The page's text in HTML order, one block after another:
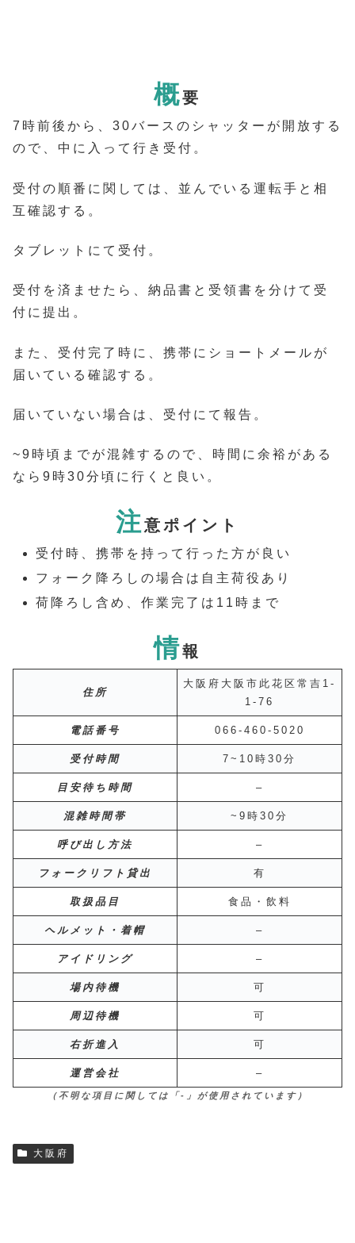
概要
7時前後から、30バースのシャッターが開放する
ので、中に入って行き受付。
受付の順番に関しては、並んでいる運転手と相
互確認する。
タブレットにて受付。
受付を済ませたら、納品書と受領書を分けて受
付に提出。
また、受付完了時に、携帯にショートメールが
届いている確認する。
届いていない場合は、受付にて報告。
~9時頃までが混雑するので、時間に余裕がある
なら9時30分頃に行くと良い。
注 意ポイント
受付時、携帯を持って行った方が良い
フォーク降ろしの場合は自主荷役あり
荷降ろし含め、作業完了は11時まで
情報
住所
大阪府大阪市此花区常吉1-
1-76
電話番号 066-460-5020
受付時間 7~10時30分
目安待ち時間 –
混雑時間帯 ~9時30分
呼び出し方法 –
フォークリフト貸出 有
取扱品目 食品・飲料
ヘルメット・着帽 –
アイドリング –
場内待機 可
周辺待機 可
右折進入 可
運営会社 –
（不明な項目に関しては「-」が使用されています）
大阪府